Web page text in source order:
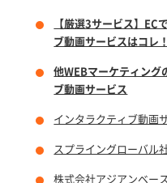
【厳選3サービス】EC
ブ動画サービスはコレ！
他WEBマーケティング
ブ動画サービス
インタラクティブ動画
スプライングローバル
株式会社アジアンベー